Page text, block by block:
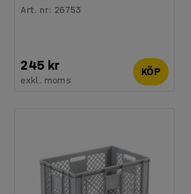
Art. nr: 26753
245 kr
exkl. moms
KÖP